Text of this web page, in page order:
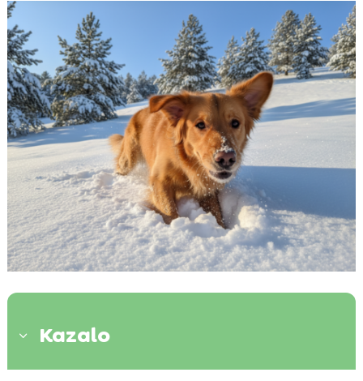
3 Kazalo